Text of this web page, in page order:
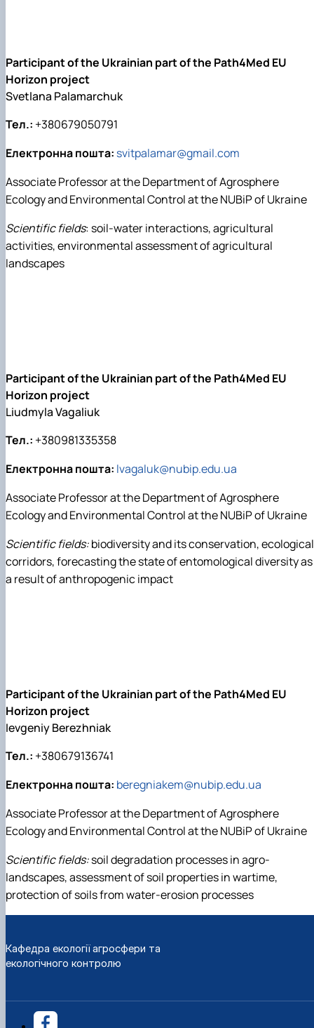
Participant of the Ukrainian part of the Path4Med EU
Horizon project
Svetlana Palamarchuk
Тел.: +380679050791
Електронна пошта: svitpalamar@gmail.com
Associate Professor at the Department of Agrosphere
Ecology and Environmental Control at the NUBiP of Ukraine
Scientific fields: soil-water interactions, agricultural
activities, environmental assessment of agricultural
landscapes
Participant of the Ukrainian part of the Path4Med EU
Horizon project
Liudmyla Vagaliuk
Тел.: +380981335358
Електронна пошта: lvagaluk@nubip.edu.ua
Associate Professor at the Department of Agrosphere
Ecology and Environmental Control at the NUBiP of Ukraine
Scientific fields:biodiversity and its conservation, ecological
corridors, forecasting the state of entomological diversity as
a result of anthropogenic impact
Participant of the Ukrainian part of the Path4Med EU
Horizon project
Ievgeniy Berezhniak
Тел.: +380679136741
Електронна пошта: beregniakem@nubip.edu.ua
Associate Professor at the Department of Agrosphere
Ecology and Environmental Control at the NUBiP of Ukraine
Scientific fields:soil degradation processes in agro-
landscapes, assessment of soil properties in wartime,
protection of soils from water-erosion processes
Кафедра екології агросфери та
екологічного контролю